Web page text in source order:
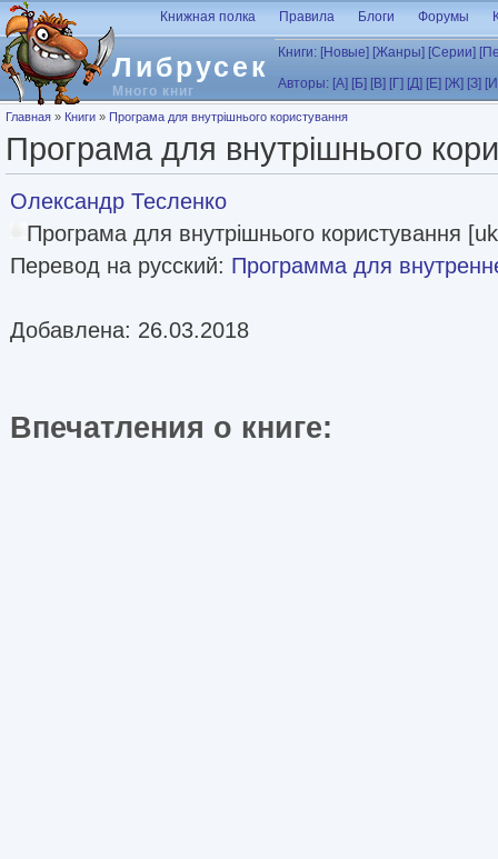
Перейти к основному содержанию
Либрусек
Много книг
Книжная полка Правила Блоги Форумы
Книги: [Новые] [Жанры] [Серии]
Авторы: [А] [Б] [В] [Г] [Д] [Е] [Ж] [З]
Вы здесь
Главная » Книги » Програма для внутрішнього користування
Програма для внутрішнього
Олександр Тесленко
Програма для внутрішнього користування
Перевод на русский: Программа для
Добавлена: 26.03.2018
Впечатления о книге: